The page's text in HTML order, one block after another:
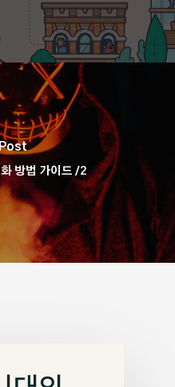
방법 가이드 /2